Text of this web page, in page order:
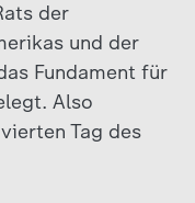
der
und der
Fundament für
Also
Tag des